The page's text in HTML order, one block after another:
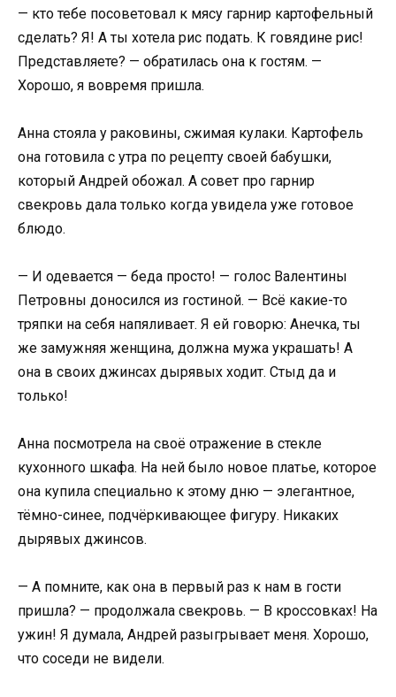
— кто тебе посоветовал к мясу гарнир картофельный
сделать? Я! А ты хотела рис подать. К говядине рис!
Представляете? — обратилась она к гостям. —
Хорошо, я вовремя пришла.
Анна стояла у раковины, сжимая кулаки. Картофель
она готовила с утра по рецепту своей бабушки,
который Андрей обожал. А совет про гарнир
свекровь дала только когда увидела уже готовое
блюдо.
— И одевается — беда просто! — голос Валентины
Петровны доносился из гостиной. — Всё какие-то
тряпки на себя напяливает. Я ей говорю: Анечка, ты
же замужняя женщина, должна мужа украшать! А
она в своих джинсах дырявых ходит. Стыд да и
только!
Анна посмотрела на своё отражение в стекле
кухонного шкафа. На ней было новое платье, которое
она купила специально к этому дню — элегантное,
тёмно-синее, подчёркивающее фигуру. Никаких
дырявых джинсов.
— А помните, как она в первый раз к нам в гости
пришла? — продолжала свекровь. — В кроссовках! На
ужин! Я думала, Андрей разыгрывает меня. Хорошо,
что соседи не видели.